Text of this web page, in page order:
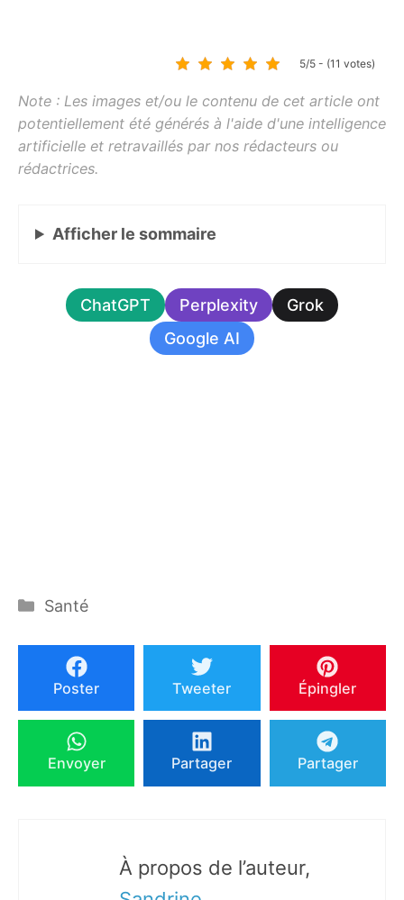
5/5 - (11 votes)
Afficher le sommaire
ChatGPT Perplexity
Grok
Google AI
Catégories
Santé
Poster Tweeter Épingler
Envoyer Partager Partager
À propos de l’auteur,